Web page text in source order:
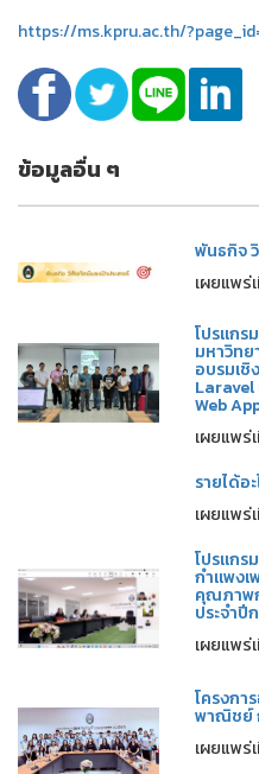
https://ms.kpru.ac.th/
ข้อมูลอื่น ๆ
พันธกิจ
เผยแพร่
โปรแกร
มหาวิท
อบรมเ
Laravel
Web
เผยแพร่
รายได้อ
เผยแพร่
โปรแก
กำแพงเ
คุณภาพ
ประจำปี
เผยแพร่
โครงกา
พาณิชย์
เผยแพร่